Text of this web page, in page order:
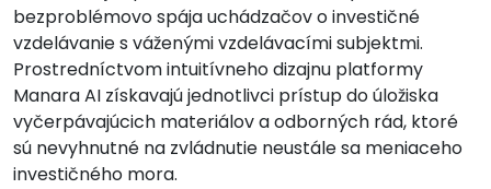
bezproblémovo spája uchádzačov o investičné
vzdelávanie s váženými vzdelávacími subjektmi.
Prostredníctvom intuitívneho dizajnu platformy
Manara AI získavajú jednotlivci prístup do úložiska
vyčerpávajúcich materiálov a odborných rád, ktoré
sú nevyhnutné na zvládnutie neustále sa meniaceho
investičného mora.